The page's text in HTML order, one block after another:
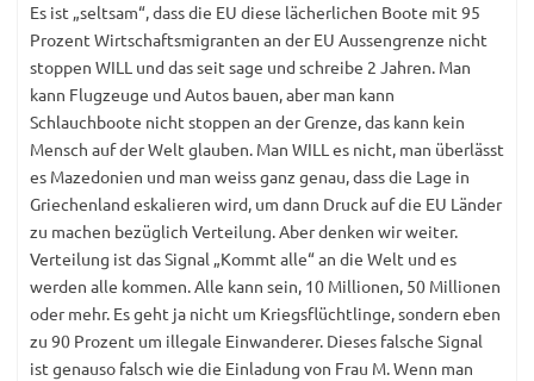
Es ist „seltsam“, dass die EU diese lächerlichen Boote mit 95
Prozent Wirtschaftsmigranten an der EU Aussengrenze nicht
stoppen WILL und das seit sage und schreibe 2 Jahren. Man
kann Flugzeuge und Autos bauen, aber man kann
Schlauchboote nicht stoppen an der Grenze, das kann kein
Mensch auf der Welt glauben. Man WILL es nicht, man überlässt
es Mazedonien und man weiss ganz genau, dass die Lage in
Griechenland eskalieren wird, um dann Druck auf die EU Länder
zu machen bezüglich Verteilung. Aber denken wir weiter.
Verteilung ist das Signal „Kommt alle“ an die Welt und es
werden alle kommen. Alle kann sein, 10 Millionen, 50 Millionen
oder mehr. Es geht ja nicht um Kriegsflüchtlinge, sondern eben
zu 90 Prozent um illegale Einwanderer. Dieses falsche Signal
ist genauso falsch wie die Einladung von Frau M. Wenn man